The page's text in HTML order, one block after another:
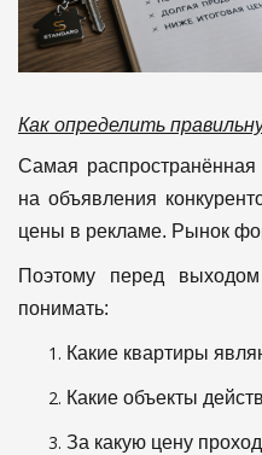
Как определить
Самая
на объявления
цены в рекламе. Рынок
Поэтому перед
понимать:
Какие квартиры
Какие объекты
За какую цену